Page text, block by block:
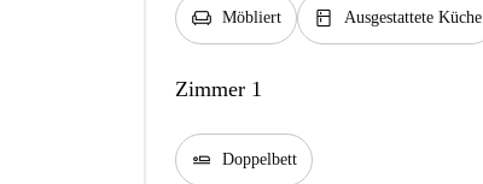
chair Möbliert kitchen Ausgestattete Küche
Zimmer 1
airline_seat_flat Doppelbett